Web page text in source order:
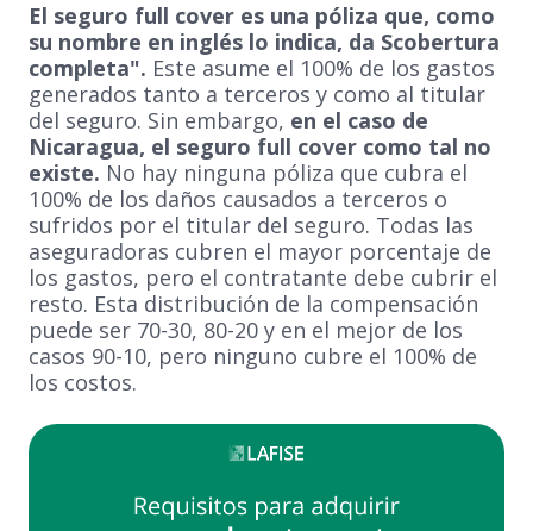
El seguro full cover es una póliza que, como
su nombre en inglés lo indica, da Scobertura
completa". Este asume el 100% de los gastos
generados tanto a terceros y como al titular
del seguro. Sin embargo, en el caso de
Nicaragua, el seguro full cover como tal no
existe. No hay ninguna póliza que cubra el
100% de los daños causados a terceros o
sufridos por el titular del seguro. Todas las
aseguradoras cubren el mayor porcentaje de
los gastos, pero el contratante debe cubrir el
resto. Esta distribución de la compensación
puede ser 70-30, 80-20 y en el mejor de los
casos 90-10, pero ninguno cubre el 100% de
los costos.